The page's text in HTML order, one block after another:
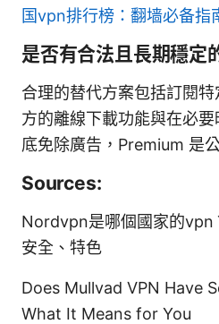
国vpn排行榜：翻墙必备指
是否有合法且長期穩定
合理的替代方案包括訂閱
方的離線下載功能與在必
底免除廣告，Premium 是
Sources:
Nordvpn是哪個國家的vpn
安全、特色
Does Mullvad VPN Have
What It Means for You